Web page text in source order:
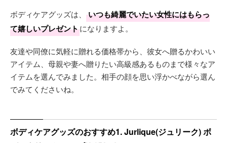
ボディケアグッズは、
いつも綺麗でいたい女性にはもらっ
て嬉しいプレゼントになりますよ。
友達や同僚に気軽に贈れる価格帯から、彼女へ贈るかわいい
アイテム、母親や妻へ贈りたい高級感あるものまで様々なア
イテムを選んでみました。相手の顔を思い浮かべながら選ん
でみてくださいね。
ボディケアグッズのおすすめ1. Jurlique(ジュリーク) ボ